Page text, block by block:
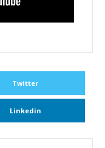
Twitter
Linkedin